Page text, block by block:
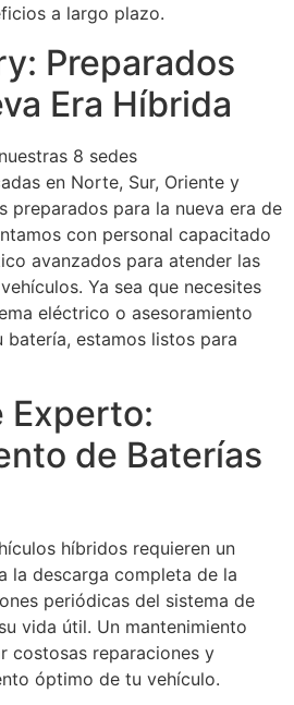
a largo plazo.
Preparados
Era Híbrida
8 sedes
en Norte, Sur, Oriente y
preparados para la nueva era de
con personal capacitado
avanzados para atender las
Ya sea que necesites
eléctrico o asesoramiento
estamos listos para
Experto:
de Baterías
híbridos requieren un
la descarga completa de la
periódicas del sistema de
vida útil. Un mantenimiento
costosas reparaciones y
óptimo de tu vehículo.